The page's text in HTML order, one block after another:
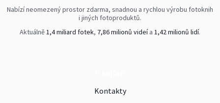
Nabízí neomezený prostor zdarma, snadnou a rychlou výrobu fotoknih
i jiných fotoproduktů.
Aktuálně1,4 miliard fotek, 7,86 milionů videía 1,42 milionů lidí.
Kontakty